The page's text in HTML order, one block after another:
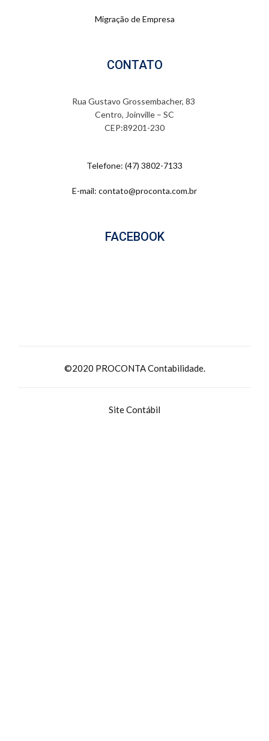
Migração de Empresa
CONTATO
Rua Gustavo Grossembacher, 83
Centro, Joinville – SC
CEP:89201-230
Telefone: (47) 3802-7133
E-mail: contato@proconta.com.br
FACEBOOK
©2020 PROCONTA Contabilidade.
Site Contábil